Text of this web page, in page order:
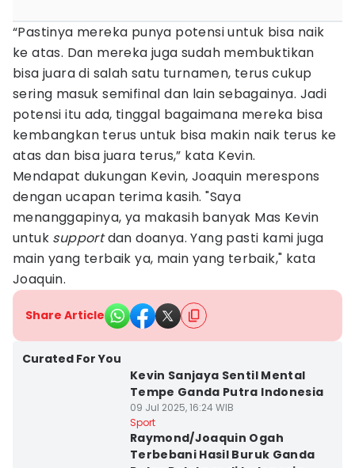
“Pastinya mereka punya potensi untuk bisa naik
ke atas. Dan mereka juga sudah membuktikan
bisa juara di salah satu turnamen, terus cukup
sering masuk semifinal dan lain sebagainya. Jadi
potensi itu ada, tinggal bagaimana mereka bisa
kembangkan terus untuk bisa makin naik terus ke
atas dan bisa juara terus,” kata Kevin.
Mendapat dukungan Kevin, Joaquin merespons
dengan ucapan terima kasih. "Saya
menanggapinya, ya makasih banyak Mas Kevin
untuk supportdan doanya. Yang pasti kami juga
main yang terbaik ya, main yang terbaik," kata
Joaquin.
Share Article
Curated For You
Kevin Sanjaya Sentil Mental
Tempe Ganda Putra Indonesia
09 Jul 2025, 16:24 WIB
Sport
Raymond/Joaquin Ogah
Terbebani Hasil Buruk Ganda